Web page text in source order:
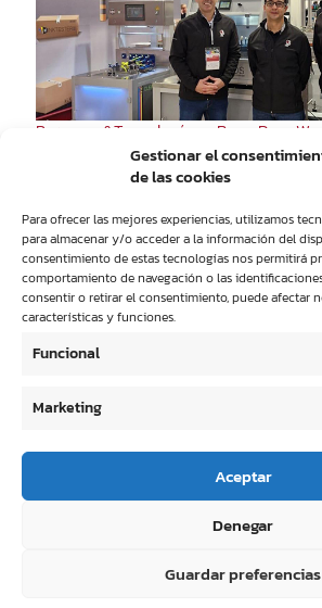
Gestionar el
de las cookies
Para ofrecer las mejores experiencias, utilizamos
para almacenar y/o acceder a la información del
consentimiento de estas tecnologías nos permitirá
comportamiento de navegación o las
consentir o retirar el consentimiento, puede afectar
características y funciones.
Funcional
Marketing
Aceptar
Denegar
Guardar preferencias
Personas&Tecnología en RemaDays
Personas&Tecnología vuelve a
IST UV DAYS 2025
© 2023 Personas y Tecnología
Política de cookies